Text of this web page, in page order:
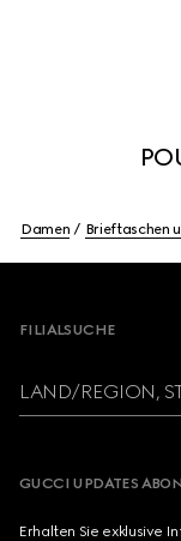
Damen Brieftaschen
FILIALSUCHE
LAND/REGION,
GUCCI UPDATES
Erhalten Sie exklusive